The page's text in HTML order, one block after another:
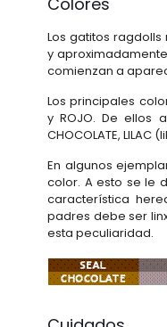
Los gatitos
y
comienzan a
Los principales
y ROJO. De ellos
CHOCOLATE, LILAC
En algunos
color. A esto se le
característica
padres debe ser
esta peculiaridad.